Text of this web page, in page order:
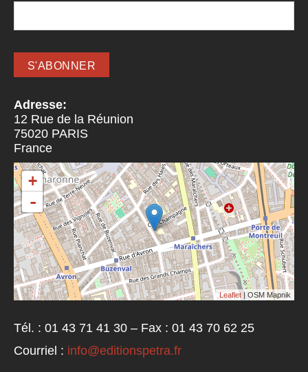
Adresse:
12 Rue de la Réunion
75020 PARIS
France
+
-
Leaflet | OSM Mapnik
Tél. : 01 43 71 41 30 – Fax : 01 43 70 62 25
Courriel : info@editionspetra.fr